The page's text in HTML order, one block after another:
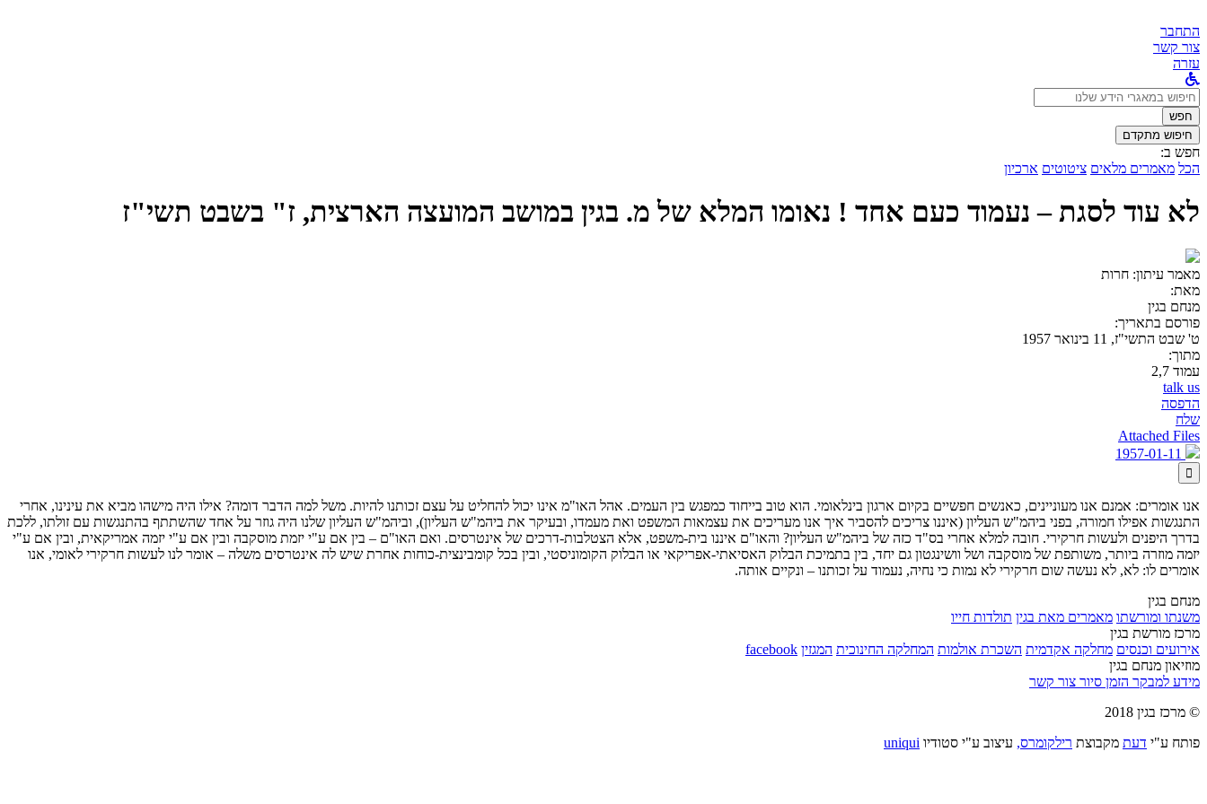
התחבר
צור קשר
עזרה
לחפש
ב:חפש
חיפוש מתקדם
חפש ב:
הכל מאמרים מלאים ציטוטים ארכיון
לא עוד לסגת – נעמוד כעם אחד ! נאומו המלא של מ. בגין במושב המועצה הארצית, ז" בשבט תשי"ז
מאמר עיתון: חרות
מאת:
מנחם בגין
פורסם בתאריך:
ט' שבט התשי"ז, 11 בינואר 1957
מתוך:
עמוד 2,7
talk us
הדפסה
שלח
Attached Files

אנו אומרים: אמנם אנו מעוניינים, כאנשים חפשיים בקיום ארגון בינלאומי. הוא טוב בייחוד כמפגש בין העמים. אהל האו"מ אינו יכול להחליט על עצם זכותנו להיות. משל למה הדבר דומה? אילו היה מישהו מביא את עינינו, אחרי
התנגשות אפילו חמורה, בפני ביהמ"ש העליון (איננו צריכים להסביר איך אנו מעריכים את עצמאות המשפט ואת מעמדו, ובעיקר את ביהמ"ש העליון), וביהמ"ש העליון שלנו היה גוזר על אחד שהשתתף בהתנגשות עם זולתו, ללכת
בדרך היפנים ולעשות חרקירי. חובה למלא אחרי בס"ד כזה של ביהמ"ש העליון? והאו"ם איננו בית-משפט, אלא הצטלבות-דרכים של אינטרסים. ואם האו"ם – בין אם ע"י יזמת מוסקבה ובין אם ע"י יזמה אמריקאית, ובין אם ע"י
יזמה מוזרה ביותר, משותפת של מוסקבה ושל וושינגטון גם יחד, בין בתמיכת הבלוק האסיאתי-אפריקאי או הבלוק הקומוניסטי, ובין בכל קומבינצית-כוחות אחרת שיש לה אינטרסים משלה – אומר לנו לעשות חרקירי לאומי, אנו
אומרים לו: לא, לא נעשה שום חרקירי לא נמות כי נחיה, נעמוד על זכותנו – ונקיים אותה.
מנחם בגין
משנתו ומורשתו מאמרים מאת בגין תולדות חייו
מרכז מורשת בגין
אירועים וכנסים מחלקה אקדמית השכרת אולמות המחלקה החינוכית המגזין facebook
מוזיאון מנחם בגין
מידע למבקר הזמן סיור צור קשר
© מרכז בגין 2018
פותח ע"י דעת מקבוצת רילקומרס, עיצוב ע"י סטודיו uniqui